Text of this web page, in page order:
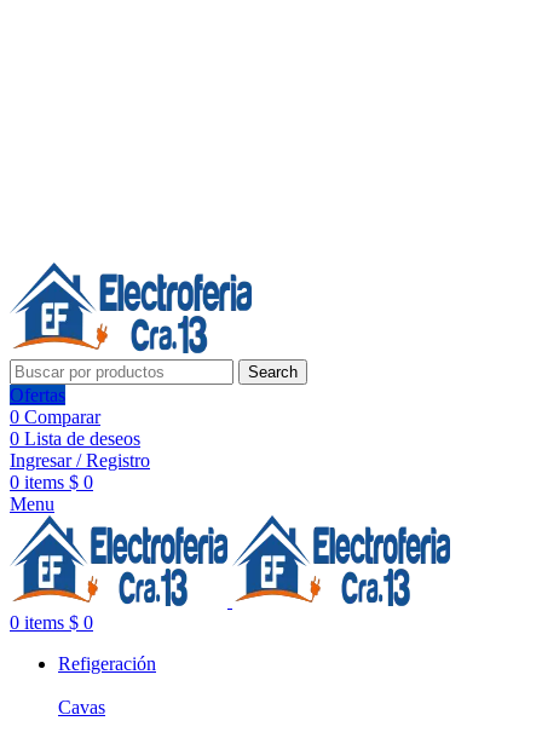
Search
Ofertas
0 Comparar
0 Lista de deseos
Ingresar / Registro
0 items $ 0
Menu
0 items $ 0
Refigeración
Cavas